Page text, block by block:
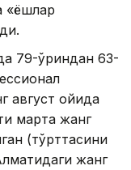
«ёшлар
79-ўриндан 63-
август ойида
марта жанг
(тўрттасини
жанг